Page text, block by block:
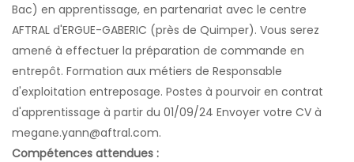
Bac) en apprentissage, en partenariat avec le centre
AFTRAL d'ERGUE-GABERIC (près de Quimper). Vous serez
amené à effectuer la préparation de commande en
entrepôt. Formation aux métiers de Responsable
d'exploitation entreposage. Postes à pourvoir en contrat
d'apprentissage à partir du 01/09/24 Envoyer votre CV à
megane.yann@aftral.com.
Compétences attendues :